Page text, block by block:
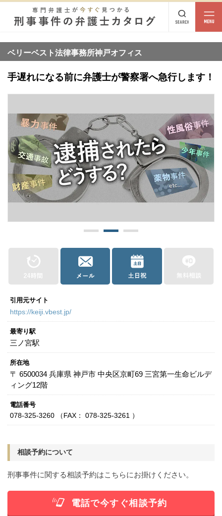
北海道・東北
北陸・甲信越
新潟 富山 石川 福井 山梨 長野
関東
茨城 栃木 群馬 埼玉 千葉 東京 神奈川
東海
兵庫 和歌山
鳥取
四国
徳島
九州・沖縄
福岡 佐賀 長崎 熊本 大分 宮崎 鹿児島
痴漢
窃盗 詐欺 逮捕 示談
ベリーベスト法律事務所神戸オフィス
手遅れになる前に弁護士が警察署へ急行します！
引用元サイト
https://keiji.vbest.jp/
最寄り駅
三ノ宮駅
所在地
〒 6500034 兵庫県 神戸市 中央区京町69 三宮第一生命ビルデ
ィング12階
電話番号
078-325-3260 （FAX： 078-325-3261 ）
相談予約について
刑事事件に関する相談予約はこちらにお掛けください。
電話で今すぐ相談予約